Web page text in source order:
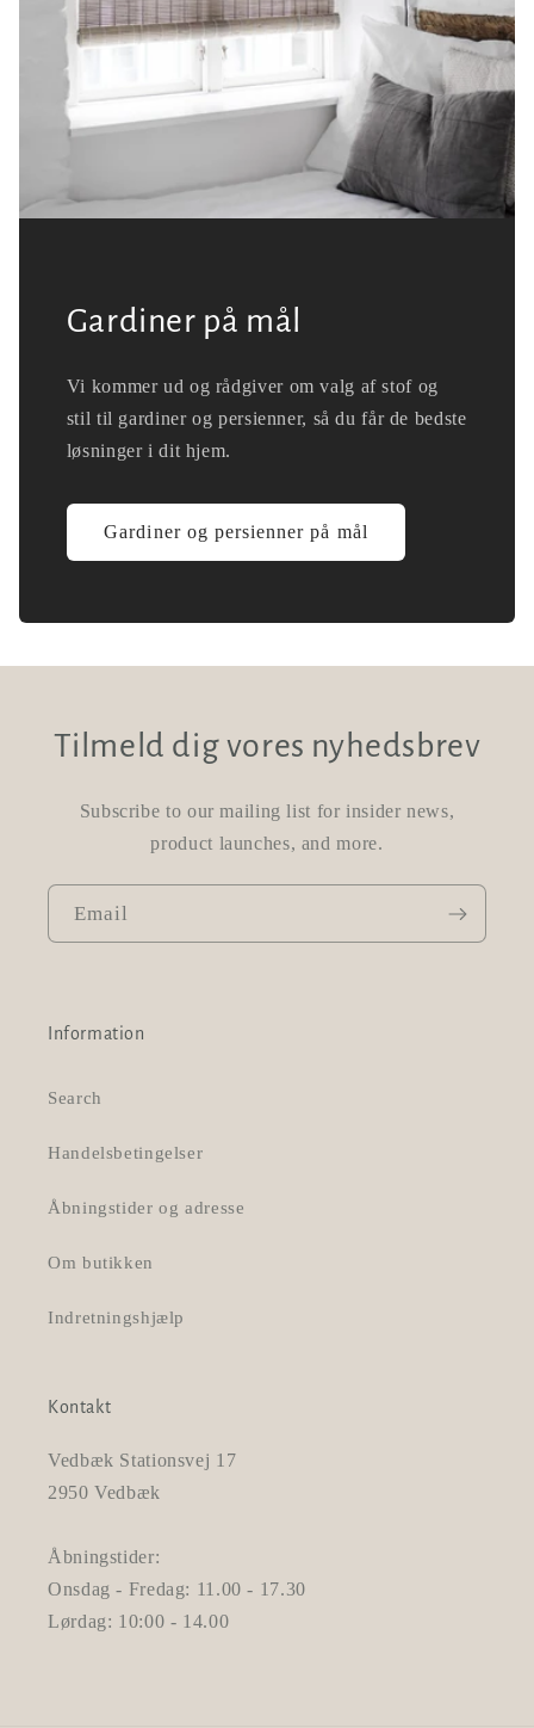
Gardiner på mål
Vi kommer ud og rådgiver om valg af stof og
stil til gardiner og persienner, så du får de bedste
løsninger i dit hjem.
Gardiner og persienner på mål
Tilmeld dig vores nyhedsbrev
Subscribe to our mailing list for insider news,
product launches, and more.
Email
Information
Search
Handelsbetingelser
Åbningstider og adresse
Om butikken
Indretningshjælp
Kontakt
Vedbæk Stationsvej 17
2950 Vedbæk
Åbningstider:
Onsdag - Fredag: 11.00 - 17.30
Lørdag: 10:00 - 14.00